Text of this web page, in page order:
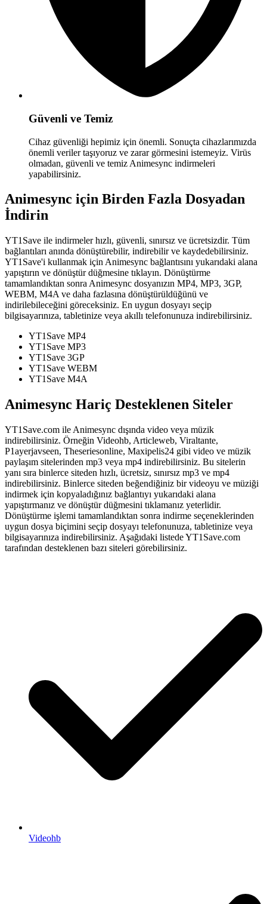
Güvenli ve Temiz
Cihaz güvenliği hepimiz için önemli. Sonuçta cihazlarımızda
önemli veriler taşıyoruz ve zarar görmesini istemeyiz. Virüs
olmadan, güvenli ve temiz Animesync indirmeleri
yapabilirsiniz.
Animesync için Birden Fazla Dosyadan
İndirin
YT1Save ile indirmeler hızlı, güvenli, sınırsız ve ücretsizdir. Tüm
bağlantıları anında dönüştürebilir, indirebilir ve kaydedebilirsiniz.
YT1Save'i kullanmak için Animesync bağlantısını yukarıdaki alana
yapıştırın ve dönüştür düğmesine tıklayın. Dönüştürme
tamamlandıktan sonra Animesync dosyanızın MP4, MP3, 3GP,
WEBM, M4A ve daha fazlasına dönüştürüldüğünü ve
indirilebileceğini göreceksiniz. En uygun dosyayı seçip
bilgisayarınıza, tabletinize veya akıllı telefonunuza indirebilirsiniz.
YT1Save MP4
YT1Save MP3
YT1Save 3GP
YT1Save WEBM
YT1Save M4A
Animesync Hariç Desteklenen Siteler
YT1Save.com ile Animesync dışında video veya müzik
indirebilirsiniz. Örneğin Videohb, Articleweb, Viraltante,
P1ayerjavseen, Theseriesonline, Maxipelis24 gibi video ve müzik
paylaşım sitelerinden mp3 veya mp4 indirebilirsiniz. Bu sitelerin
yanı sıra binlerce siteden hızlı, ücretsiz, sınırsız mp3 ve mp4
indirebilirsiniz. Binlerce siteden beğendiğiniz bir videoyu ve müziği
indirmek için kopyaladığınız bağlantıyı yukarıdaki alana
yapıştırmanız ve dönüştür düğmesini tıklamanız yeterlidir.
Dönüştürme işlemi tamamlandıktan sonra indirme seçeneklerinden
uygun dosya biçimini seçip dosyayı telefonunuza, tabletinize veya
bilgisayarınıza indirebilirsiniz. Aşağıdaki listede YT1Save.com
tarafından desteklenen bazı siteleri görebilirsiniz.
Videohb